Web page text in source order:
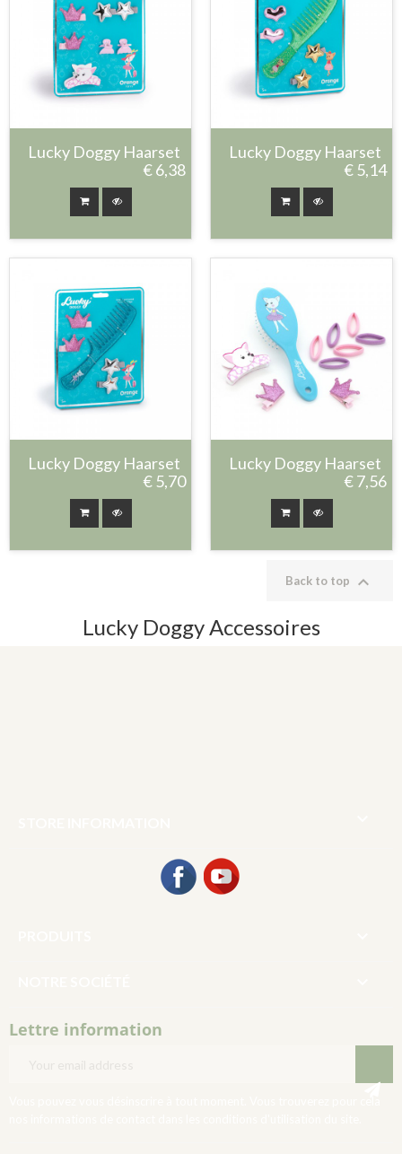
Lucky Doggy Haarset
€ 6,38
Lucky Doggy Haarset
€ 5,14
Lucky Doggy Haarset
€ 5,70
Lucky Doggy Haarset
€ 7,56
Back to top 
Lucky Doggy Accessoires
Facebook
Lettre information